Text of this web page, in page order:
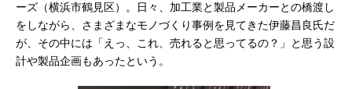
ーズ（横浜市鶴見区）。日々、加工業と製品メーカーとの橋渡し
をしながら、さまざまなモノづくり事例を見てきた伊藤昌良氏だ
が、その中には「えっ、これ、売れると思ってるの？」と思う設
計や製品企画もあったという。